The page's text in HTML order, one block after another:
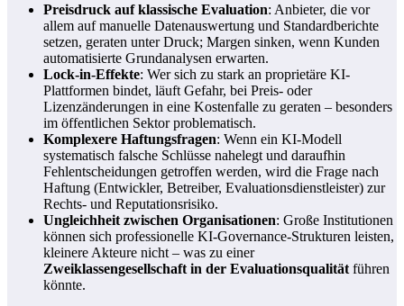
Preisdruck auf klassische Evaluation: Anbieter, die vor
allem auf manuelle Datenauswertung und Standardberichte
setzen, geraten unter Druck; Margen sinken, wenn Kunden
automatisierte Grundanalysen erwarten.
Lock-in-Effekte: Wer sich zu stark an proprietäre KI-
Plattformen bindet, läuft Gefahr, bei Preis- oder
Lizenzänderungen in eine Kostenfalle zu geraten – besonders
im öffentlichen Sektor problematisch.
Komplexere Haftungsfragen: Wenn ein KI-Modell
systematisch falsche Schlüsse nahelegt und daraufhin
Fehlentscheidungen getroffen werden, wird die Frage nach
Haftung (Entwickler, Betreiber, Evaluationsdienstleister) zur
Rechts- und Reputationsrisiko.
Ungleichheit zwischen Organisationen: Große Institutionen
können sich professionelle KI-Governance-Strukturen leisten,
kleinere Akteure nicht – was zu einer
Zweiklassengesellschaft in der Evaluationsqualität führen
könnte.